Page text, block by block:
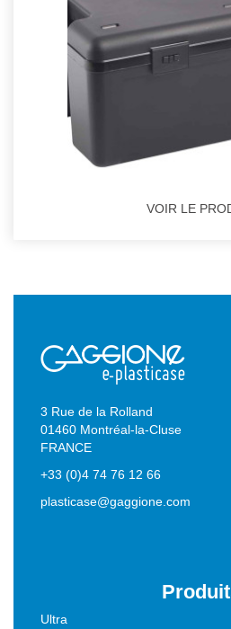
VOIR LE
3 Rue de la Rolland
01460 Montréal-la-Cluse
FRANCE
+33 (0)4 74 76 12 66
plasticase@gaggione.com
Ultra